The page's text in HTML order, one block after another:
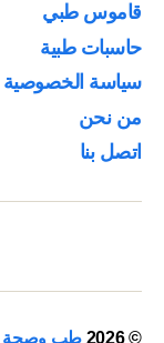
قاموس طبي
حاسبات طبية
سياسة الخصوصية
من نحن
اتصل بنا
© 2026 طب وصحة